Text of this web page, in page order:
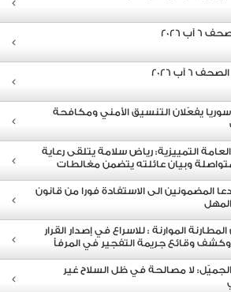
آب 2026
6 آب 2026
يفعّلان التنسيق الأمني ومكافحة
العامة التمييزية: رياض سلامة يتلقى رعاية
وبيان عائلته يتضمن مغالطات
المضمونين الى الاستفادة فورا من قانون
الموارنة : للاسراع في إصدار القرار
وقائع جريمة التفجير في المرفأ
لا مصالحة في ظل السلاح غير